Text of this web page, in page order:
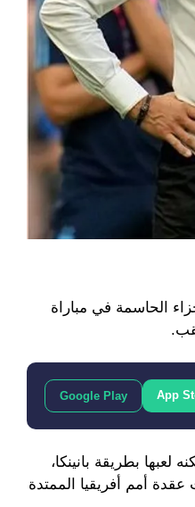
الحاسمة في مباراة
App
Google Play
بطريقة بانينكا،
ريال مدريد في البكاء فورًا، ثم خسر المغرب في الوقت الإضافي 1-0 وتواصلت عقدة أمم أفريقيا الممتدة